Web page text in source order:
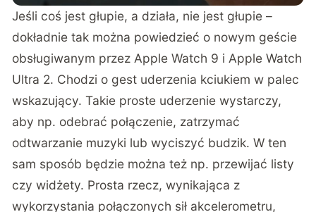
Jeśli coś jest głupie, a działa, nie jest głupie –
dokładnie tak można powiedzieć o nowym geście
obsługiwanym przez Apple Watch 9 i Apple Watch
Ultra 2. Chodzi o gest uderzenia kciukiem w palec
wskazujący. Takie proste uderzenie wystarczy,
aby np. odebrać połączenie, zatrzymać
odtwarzanie muzyki lub wyciszyć budzik. W ten
sam sposób będzie można też np. przewijać listy
czy widżety. Prosta rzecz, wynikająca z
wykorzystania połączonych sił akcelerometru,